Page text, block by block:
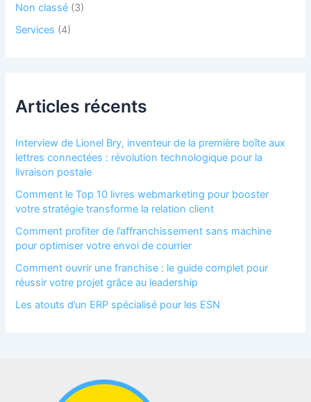
Non classé (3)
Services (4)
Articles récents
Interview de Lionel Bry, inventeur de la première boîte aux
lettres connectées : révolution technologique pour la
livraison postale
Comment le Top 10 livres webmarketing pour booster
votre stratégie transforme la relation client
Comment profiter de l’affranchissement sans machine
pour optimiser votre envoi de courrier
Comment ouvrir une franchise : le guide complet pour
réussir votre projet grâce au leadership
Les atouts d’un ERP spécialisé pour les ESN